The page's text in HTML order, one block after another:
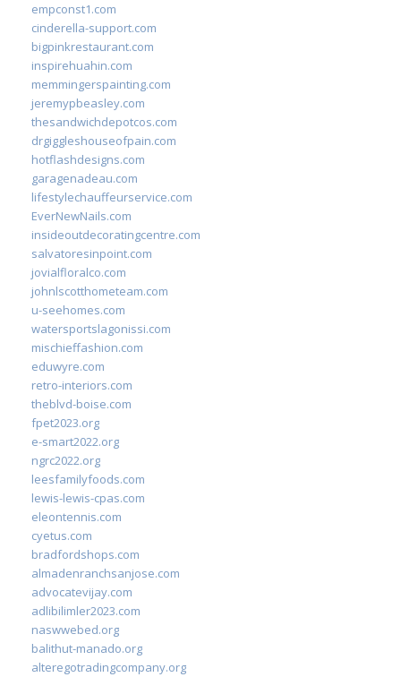
empconst1.com
cinderella-support.com
bigpinkrestaurant.com
inspirehuahin.com
memmingerspainting.com
jeremypbeasley.com
thesandwichdepotcos.com
drgiggleshouseofpain.com
hotflashdesigns.com
garagenadeau.com
lifestylechauffeurservice.com
EverNewNails.com
insideoutdecoratingcentre.com
salvatoresinpoint.com
jovialfloralco.com
johnlscotthometeam.com
u-seehomes.com
watersportslagonissi.com
mischieffashion.com
eduwyre.com
retro-interiors.com
theblvd-boise.com
fpet2023.org
e-smart2022.org
ngrc2022.org
leesfamilyfoods.com
lewis-lewis-cpas.com
eleontennis.com
cyetus.com
bradfordshops.com
almadenranchsanjose.com
advocatevijay.com
adlibilimler2023.com
naswwebed.org
balithut-manado.org
alteregotradingcompany.org